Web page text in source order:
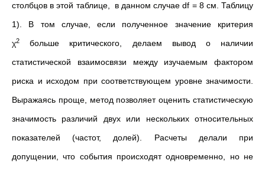
столбцов в этой таблице, в данном случае df = 8 см. Таблицу
1). В том случае, если полученное значение критерия
χ2
больше критического, делаем вывод о наличии
статистической взаимосвязи между изучаемым фактором
риска и исходом при соответствующем уровне значимости.
Выражаясь проще, метод позволяет оценить статистическую
значимость различий двух или нескольких относительных
показателей (частот, долей). Расчеты делали при
допущении, что события происходят одновременно, но не